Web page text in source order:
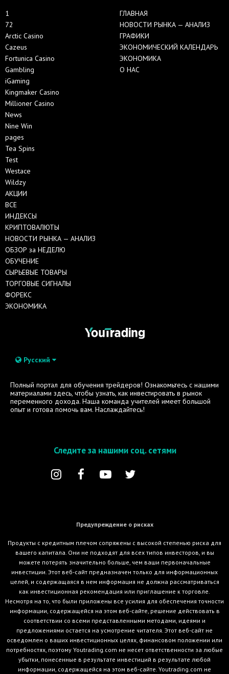
1
72
Arctic Casino
Cazeus
Fortunica Casino
Gambling
iGaming
Kingmaker Casino
Millioner Casino
News
Nine Win
pages
Tea Spins
Test
Westace
Wildzy
АКЦИИ
ВСЕ
ИНДЕКСЫ
КРИПТОВАЛЮТЫ
НОВОСТИ РЫНКА — АНАЛИЗ
ОБЗОР за НЕДЕЛЮ
ОБУЧЕНИЕ
СЫРЬЕВЫЕ ТОВАРЫ
ТОРГОВЫЕ СИГНАЛЫ
ФОРЕКС
ЭКОНОМИКА
ГЛАВНАЯ
НОВОСТИ РЫНКА — АНАЛИЗ
ГРАФИКИ
ЭКОНОМИЧЕСКИЙ КАЛЕНДАРЬ
ЭКОНОМИКА
О НАС
Русский
Полный портал для обучения трейдеров! Ознакомьтесь с нашими
материалами здесь, чтобы узнать, как инвестировать в рынок
переменного дохода. Наша команда учителей имеет большой
опыт и готова помочь вам. Наслаждайтесь!
Следите за нашими соц. сетями
Предупреждение о рисках
Продукты с кредитным плечом сопряжены с высокой степенью риска для
вашего капитала. Они не подходят для всех типов инвесторов, и вы
можете потерять значительно больше, чем ваши первоначальные
инвестиции. Этот веб-сайт предназначен только для информационных
целей, и содержащаяся в нем информация не должна рассматриваться
как инвестиционная рекомендация или приглашение к торговле.
Несмотря на то, что были приложены все усилия для обеспечения точности
информации, содержащейся на этом веб-сайте, решение действовать в
соответствии со всеми представленными методами, идеями и
предложениями остается на усмотрение читателя. Этот веб-сайт не
осведомлен о ваших инвестиционных целях, финансовом положении или
потребностях, поэтому Youtrading.com не несет ответственности за любые
убытки, понесенные в результате инвестиций в результате любой
информации, содержащейся на этом веб-сайте. Youtrading.com не